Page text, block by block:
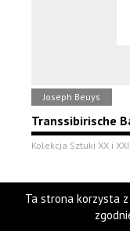
Joseph Beuys
Transsibirische
Kolekcja Sztuki XX i
Ta strona korzysta